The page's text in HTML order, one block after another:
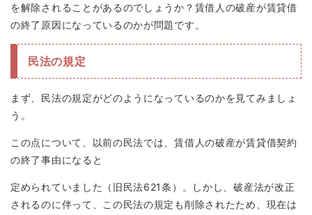
を解除されることがあるのでしょうか？賃借人の破産が賃貸借
の終了原因になっているのかが問題です。
民法の規定
まず、民法の規定がどのようになっているのかを見てみましょ
う。
この点について、以前の民法では、賃借人の破産が賃貸借契約
の終了事由になると
定められていました（旧民法621条）。しかし、破産法が改正
されるのに伴って、この民法の規定も削除されたため、現在は